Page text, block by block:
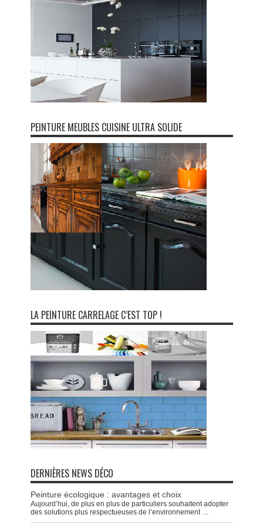
PEINTURE MEUBLES CUISINE ULTRA SOLIDE
LA PEINTURE CARRELAGE C’EST TOP !
DERNIÈRES NEWS DÉCO
Peinture écologique : avantages et choix
Aujourd’hui, de plus en plus de particuliers souhaitent adopter
des solutions plus respectueuses de l’environnement